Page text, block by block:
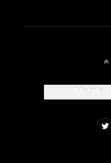
Mobile